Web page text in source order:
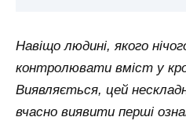
Навіщо людині, якого
контролювати вміст у
Виявляється, цей
вчасно виявити перші